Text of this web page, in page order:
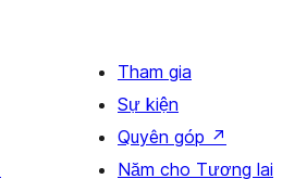
Tham gia
Sự kiện
Quyên góp ↗
Năm cho Tương lai